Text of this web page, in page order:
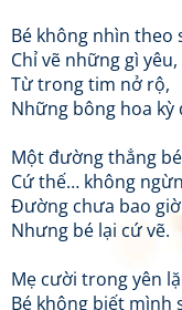
Bé không nhìn theo
Chỉ vẽ những gì yêu,
Từ trong tim nở rộ,
Những bông hoa kỳ
Một đường thẳng
Cứ thế… không
Đường chưa bao
Nhưng bé lại cứ vẽ.
Mẹ cười trong yên
Bé không biết mình